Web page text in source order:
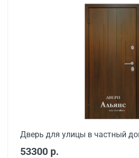
Сварочные работы от
Дверь для улицы в частный
53300 р.